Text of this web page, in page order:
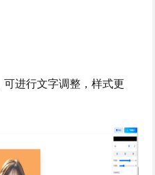
可进行文字调整，样式更